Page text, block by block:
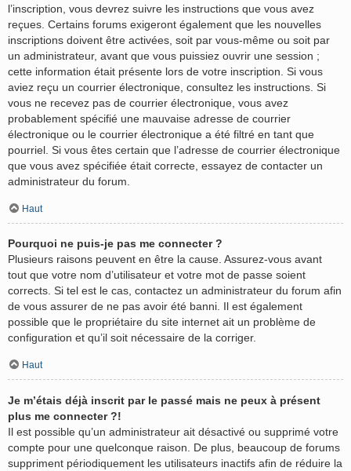
l’inscription, vous devrez suivre les instructions que vous avez
reçues. Certains forums exigeront également que les nouvelles
inscriptions doivent être activées, soit par vous-même ou soit par
un administrateur, avant que vous puissiez ouvrir une session ;
cette information était présente lors de votre inscription. Si vous
aviez reçu un courrier électronique, consultez les instructions. Si
vous ne recevez pas de courrier électronique, vous avez
probablement spécifié une mauvaise adresse de courrier
électronique ou le courrier électronique a été filtré en tant que
pourriel. Si vous êtes certain que l’adresse de courrier électronique
que vous avez spécifiée était correcte, essayez de contacter un
administrateur du forum.
Haut
Pourquoi ne puis-je pas me connecter ?
Plusieurs raisons peuvent en être la cause. Assurez-vous avant
tout que votre nom d’utilisateur et votre mot de passe soient
corrects. Si tel est le cas, contactez un administrateur du forum afin
de vous assurer de ne pas avoir été banni. Il est également
possible que le propriétaire du site internet ait un problème de
configuration et qu’il soit nécessaire de la corriger.
Haut
Je m’étais déjà inscrit par le passé mais ne peux à présent
plus me connecter ?!
Il est possible qu’un administrateur ait désactivé ou supprimé votre
compte pour une quelconque raison. De plus, beaucoup de forums
suppriment périodiquement les utilisateurs inactifs afin de réduire la